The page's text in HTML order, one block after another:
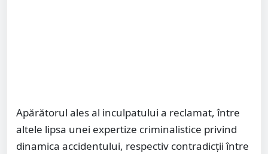
Apărătorul ales al inculpatului a reclamat, între
altele lipsa unei expertize criminalistice privind
dinamica accidentului, respectiv contradicții între